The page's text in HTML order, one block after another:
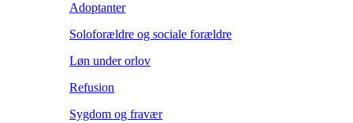
Adoptanter
Soloforældre og sociale forældre
Løn under orlov
Refusion
Sygdom og fravær